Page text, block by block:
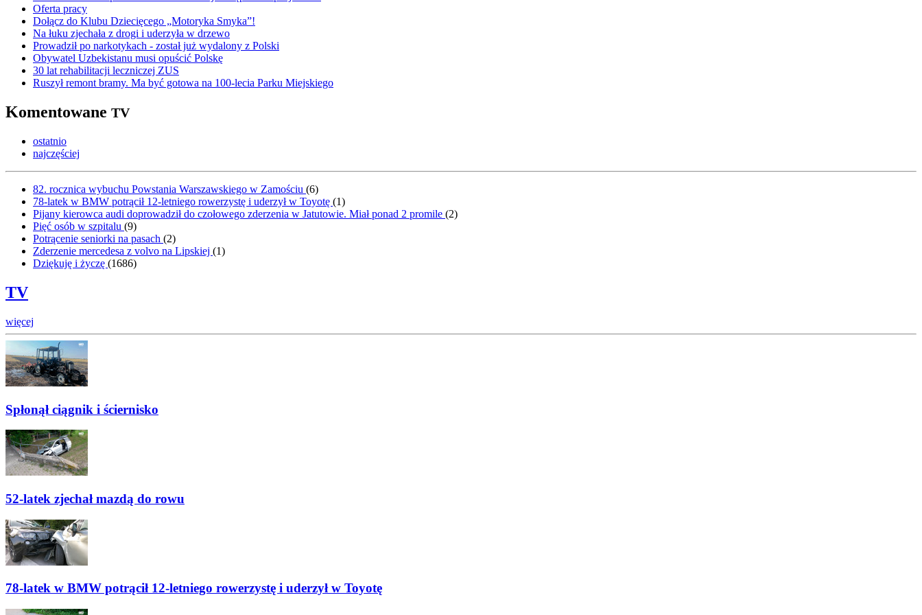
Oferta pracy
Dołącz do Klubu Dziecięcego „Motoryka Smyka”!
Na łuku zjechała z drogi i uderzyła w drzewo
Prowadził po narkotykach - został już wydalony z Polski
Obywatel Uzbekistanu musi opuścić Polskę
30 lat rehabilitacji leczniczej ZUS
Ruszył remont bramy. Ma być gotowa na 100-lecia Parku Miejskiego
Komentowane TV
ostatnio
najczęściej
82. rocznica wybuchu Powstania Warszawskiego w Zamościu (6)
78-latek w BMW potrącił 12-letniego rowerzystę i uderzył w Toyotę (1)
Pijany kierowca audi doprowadził do czołowego zderzenia w Jatutowie. Miał ponad 2 promile (2)
Pięć osób w szpitalu (9)
Potrącenie seniorki na pasach (2)
Zderzenie mercedesa z volvo na Lipskiej (1)
Dziękuję i życzę (1686)
TV
więcej
Spłonął ciągnik i ściernisko
52-latek zjechał mazdą do rowu
78-latek w BMW potrącił 12-letniego rowerzystę i uderzył w Toyotę